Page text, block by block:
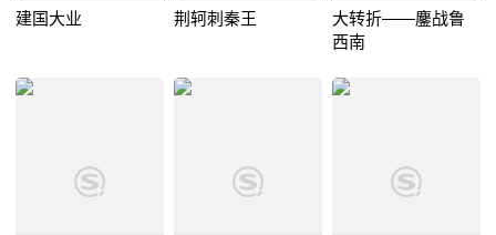
建国大业 荆轲刺秦王
大转折——鏖战鲁
西南